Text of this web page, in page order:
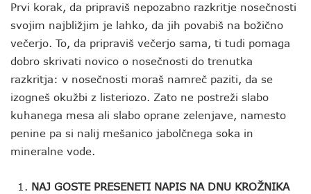
Prvi korak, da pripraviš nepozabno razkritje nosečnosti
svojim najbližjim je lahko, da jih povabiš na božično
večerjo. To, da pripraviš večerjo sama, ti tudi pomaga
dobro skrivati novico o nosečnosti do trenutka
razkritja: v nosečnosti moraš namreč paziti, da se
izogneš okužbi z listeriozo. Zato ne postreži slabo
kuhanega mesa ali slabo oprane zelenjave, namesto
penine pa si nalij mešanico jabolčnega soka in
mineralne vode.
NAJ GOSTE PRESENETI NAPIS NA DNU KROŽNIKA